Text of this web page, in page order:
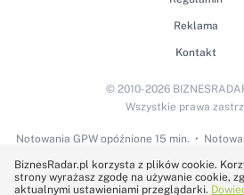
Reklama
Kontakt
Notowania GPWopóźnione 15 min.
© 2010-2026
Wszystkie prawa
Technologię dostarcza:
BiznesRadar.pl korzysta z plików cookie.
strony wyrażasz zgodę na używanie cookie,
aktualnymi ustawieniami przeglądarki.